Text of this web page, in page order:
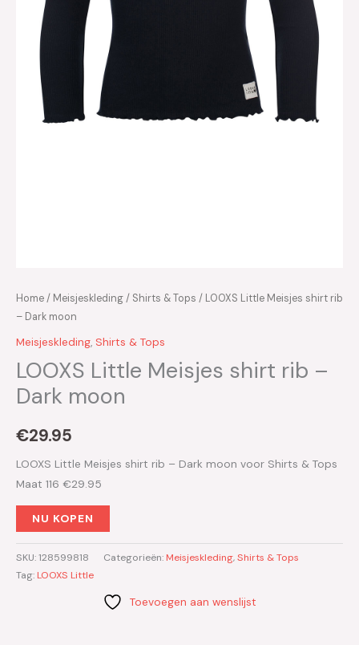
Home/ Meisjeskleding/ Shirts & Tops / LOOXS Little Meisjes shirt rib
– Dark moon
Meisjeskleding, Shirts & Tops
LOOXS Little Meisjes shirt rib –
Dark moon
€29.95
LOOXS Little Meisjes shirt rib – Dark moon voor Shirts & Tops
Maat 116 €29.95
NU KOPEN
SKU:128599818 Categorieën: Meisjeskleding,Shirts & Tops
Tag: LOOXS Little
Toevoegen aan wenslijst